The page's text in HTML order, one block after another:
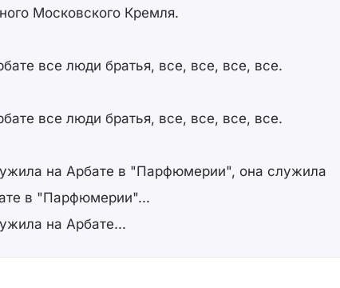
Московского Кремля.
все люди братья, все, все, все, все.
все люди братья, все, все, все, все.
на Арбате в "Парфюмерии", она служила
в "Парфюмерии"...
на Арбате...